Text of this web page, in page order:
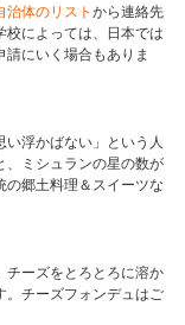
治体のリスト から連絡先
校によっては、日本では
にいく場合もありま
浮かばない」という人
、ミシュランの星の数が
の郷土料理＆スイーツな
チーズをとろとろに溶か
。チーズフォンデュはご